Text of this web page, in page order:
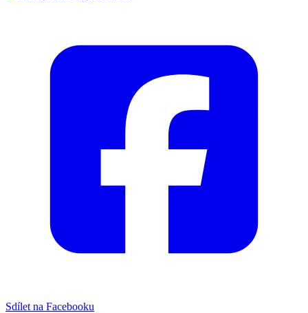
Sdílet na Facebooku